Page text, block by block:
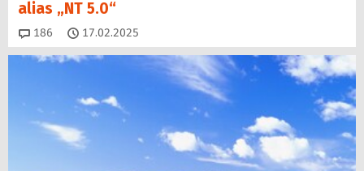
alias „NT 5.0“
186 Kommentare
17.02.2025